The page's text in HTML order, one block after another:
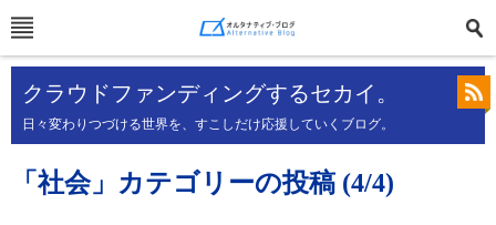
クラウドファンディングするセカイ。
日々変わりつづける世界を、すこしだけ応援していくブログ。
「社会」カテゴリーの投稿 (4/4)